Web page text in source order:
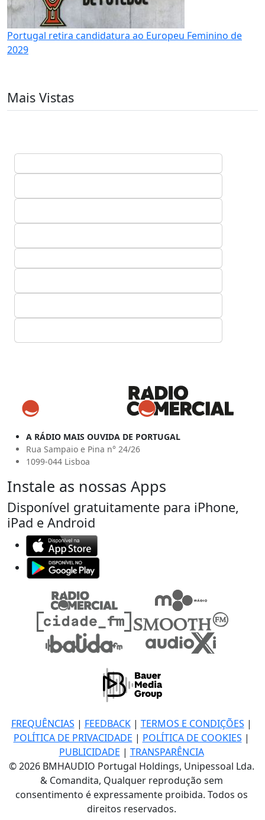
Portugal retira candidatura ao Europeu Feminino de
2029
Mais Vistas
A RÁDIO MAIS OUVIDA DE PORTUGAL
Rua Sampaio e Pina n° 24/26
1099-044 Lisboa
Instale as nossas Apps
Disponível gratuitamente para iPhone,
iPad e Android
FREQUÊNCIAS | FEEDBACK| TERMOS E CONDIÇÕES |
POLÍTICA DE PRIVACIDADE | POLÍTICA DE COOKIES |
PUBLICIDADE | TRANSPARÊNCIA
© 2026 BMHAUDIO Portugal Holdings, Unipessoal Lda.
& Comandita, Qualquer reprodução sem
consentimento é expressamente proibida. Todos os
direitos reservados.